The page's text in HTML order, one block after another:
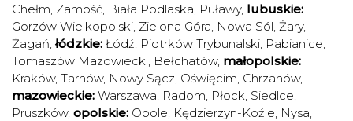
Chełm, Zamość, Biała Podlaska, Puławy, lubuskie:
Gorzów Wielkopolski, Zielona Góra, Nowa Sól, Żary,
Żagań, łódzkie: Łódź, Piotrków Trybunalski, Pabianice,
Tomaszów Mazowiecki, Bełchatów, małopolskie:
Kraków, Tarnów, Nowy Sącz, Oświęcim, Chrzanów,
mazowieckie: Warszawa, Radom, Płock, Siedlce,
Pruszków, opolskie: Opole, Kędzierzyn-Koźle, Nysa,